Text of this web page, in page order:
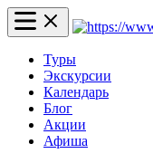
Туры
Экскурсии
Календарь
Блог
Акции
Афиша